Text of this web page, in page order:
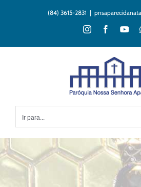
(84) 3615-2831 |
InstagramFacebook
Ir para...